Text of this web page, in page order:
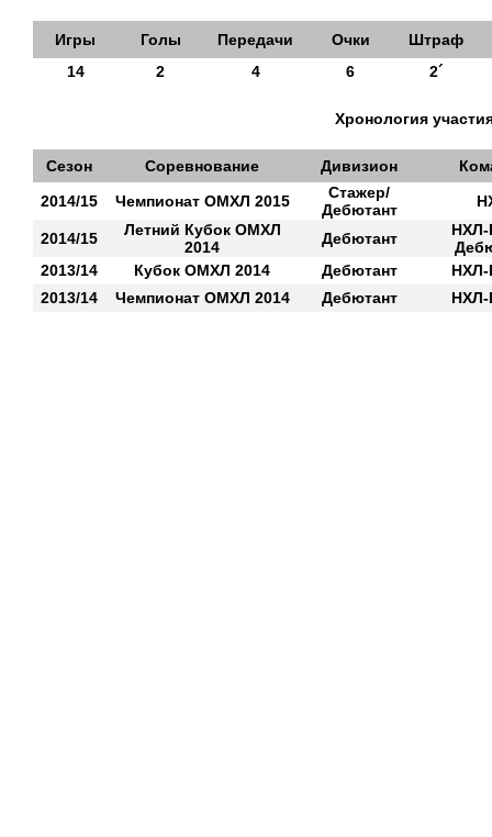
Игры Голы Передачи Очки
Штраф
14
2 4 6 2´
Хронология
Сезон Соревнование Дивизион
2014/15
Чемпионат ОМХЛ 2015
Стажер/
Дебютант
2014/15
Летний Кубок ОМХЛ
2014
Дебютант
НХЛ-
2013/14
Кубок ОМХЛ 2014 Дебютант
НХЛ-
2013/14
Чемпионат ОМХЛ 2014 Дебютант НХЛ-